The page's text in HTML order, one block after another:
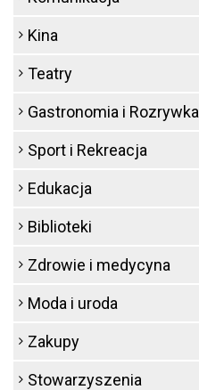
Kina
Teatry
Gastronomia i Rozrywka
Sport i Rekreacja
Edukacja
Biblioteki
Zdrowie i medycyna
Moda i uroda
Zakupy
Stowarzyszenia